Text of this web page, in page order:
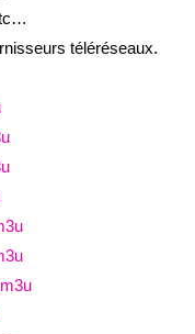
téléréseaux.